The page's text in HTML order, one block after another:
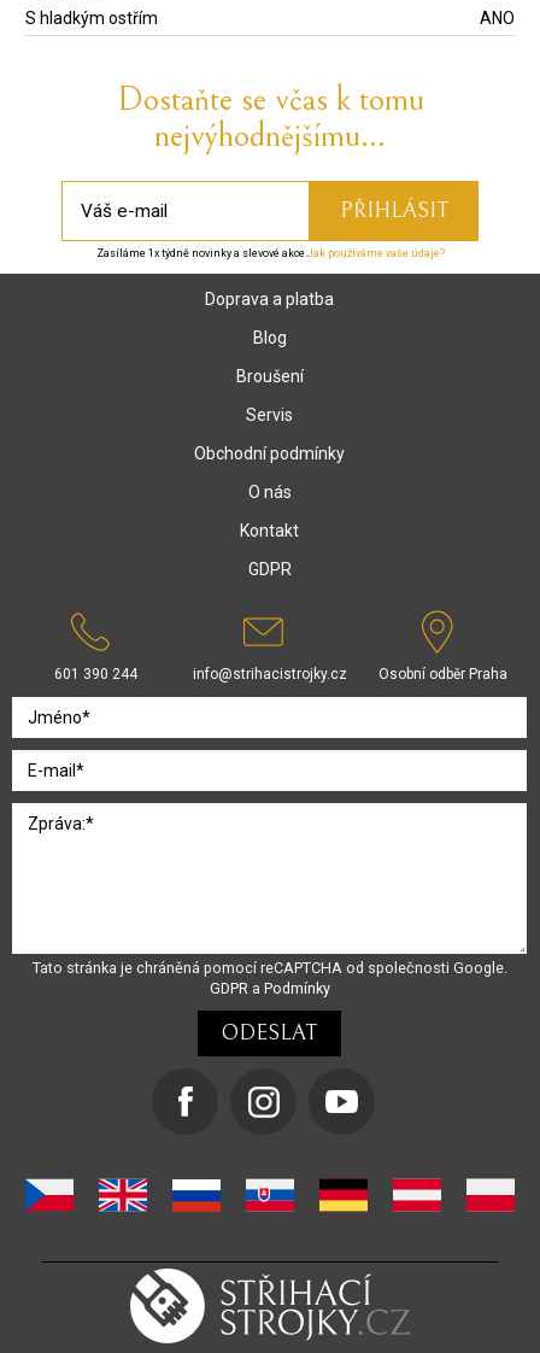
S hladkým ostřím
ANO
Dostaňte se včas k tomu
nejvýhodnějšímu...
Zasíláme 1x týdně novinky a slevové akce.Jak používáme vaše údaje?
Doprava a platba
Blog
Broušení
Servis
Obchodní podmínky
O nás
Kontakt
GDPR
601 390 244 info@strihacistrojky.cz Osobní odběr Praha
Tato stránka je chráněná pomocí reCAPTCHA od společnosti Google.
GDPRa Podmínky